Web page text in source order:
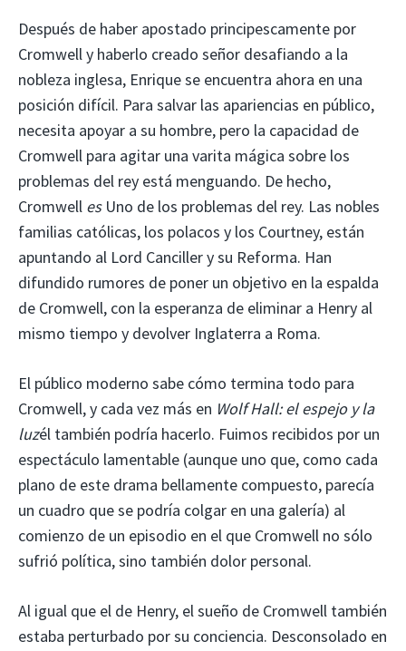
Después de haber apostado principescamente por
Cromwell y haberlo creado señor desafiando a la
nobleza inglesa, Enrique se encuentra ahora en una
posición difícil. Para salvar las apariencias en público,
necesita apoyar a su hombre, pero la capacidad de
Cromwell para agitar una varita mágica sobre los
problemas del rey está menguando. De hecho,
Cromwell esUno de los problemas del rey. Las nobles
familias católicas, los polacos y los Courtney, están
apuntando al Lord Canciller y su Reforma. Han
difundido rumores de poner un objetivo en la espalda
de Cromwell, con la esperanza de eliminar a Henry al
mismo tiempo y devolver Inglaterra a Roma.
El público moderno sabe cómo termina todo para
Cromwell, y cada vez más en Wolf Hall: el espejo y la
luzél también podría hacerlo. Fuimos recibidos por un
espectáculo lamentable (aunque uno que, como cada
plano de este drama bellamente compuesto, parecía
un cuadro que se podría colgar en una galería) al
comienzo de un episodio en el que Cromwell no sólo
sufrió política, sino también dolor personal.
Al igual que el de Henry, el sueño de Cromwell también
estaba perturbado por su conciencia. Desconsolado en